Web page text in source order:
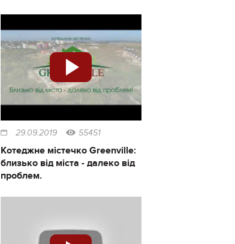
29.09.2019 55451
Котеджне містечко Greenville:
близько від міста - далеко від
проблем.